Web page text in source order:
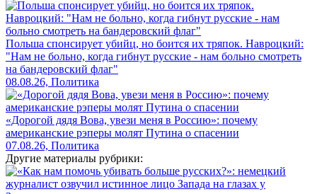
Польша спонсирует убийц, но боится их тряпок. Навроцкий:
"Нам не больно, когда гибнут русские - нам больно смотреть
на бандеровский флаг"
08.08.26, Политика
«Дорогой дядя Вова, увези меня в Россию»: почему
американские рэперы молят Путина о спасении
07.08.26, Политика
Другие материалы рубрики: